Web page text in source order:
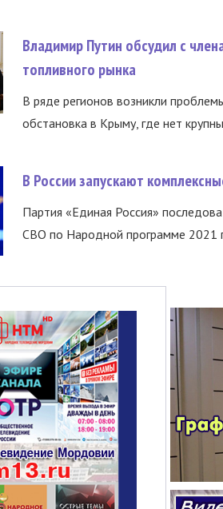
Владимир Путин обсудил с
топливного рынка
В ряде регионов возникли
обстановка в Крыму, где нет
В России запускают
Партия «Единая Россия»
СВО по Народной программе 2021